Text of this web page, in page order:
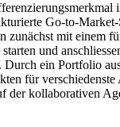
Go-to-
zunächst mit einem
und
Durch ein Portfolio
für
der kollaborativen